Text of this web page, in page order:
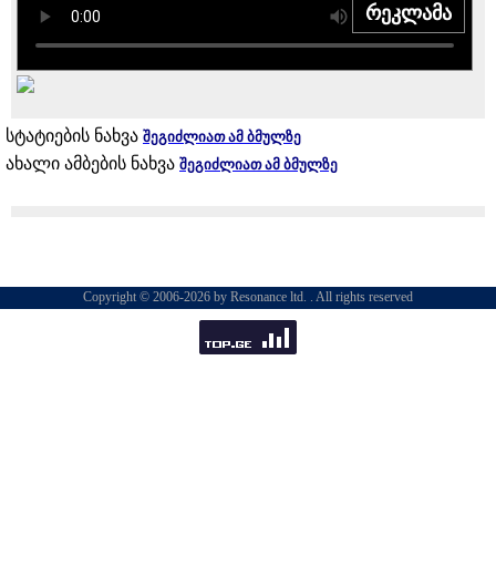
რეკლამა
სტატიების ნახვა შეგიძლიათ ამ ბმულზე
ახალი ამბების ნახვა შეგიძლიათ ამ ბმულზე
Copyright © 2006-2026 by Resonance ltd. . All rights reserved